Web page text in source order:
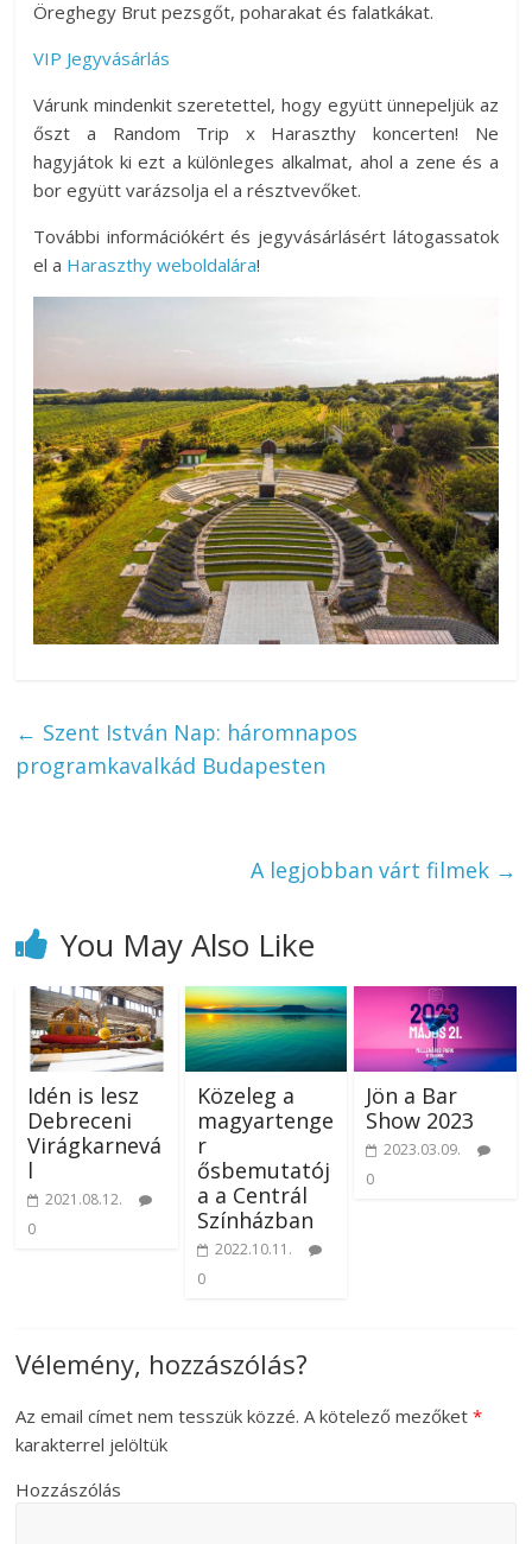
Öreghegy Brut pezsgőt, poharakat és falatkákat.
VIP Jegyvásárlás
Várunk mindenkit szeretettel, hogy együtt ünnepeljük az
őszt a Random Trip x Haraszthy koncerten! Ne
hagyjátok ki ezt a különleges alkalmat, ahol a zene és a
bor együtt varázsolja el a résztvevőket.
További információkért és jegyvásárlásért látogassatok
el a Haraszthy weboldalára!
← Szent István Nap: háromnapos
programkavalkád Budapesten
A legjobban várt filmek →
You May Also Like
Idén is lesz
Debreceni
Virágkarnevá
l
2021.08.12.
0
Közeleg a
magyartenge
r
ősbemutatój
a a Centrál
Színházban
2022.10.11.
0
Jön a Bar
Show 2023
2023.03.09.
0
Vélemény, hozzászólás?
Az email címet nem tesszük közzé. A kötelező mezőket*
karakterrel jelöltük
Hozzászólás